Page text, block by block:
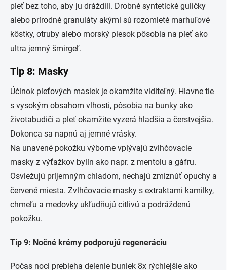
pleť bez toho, aby ju dráždili. Drobné syntetické guličky
alebo prírodné granuláty akými sú rozomleté marhuľové
kôstky, otruby alebo morský piesok pôsobia na pleť ako
ultra jemný šmirgeľ.
Tip 8: Masky
Účinok pleťových masiek je okamžite viditeľný. Hlavne tie
s vysokým obsahom vlhosti, pôsobia na bunky ako
životabudiči a pleť okamžite vyzerá hladšia a čerstvejšia.
Dokonca sa napnú aj jemné vrásky.
Na unavené pokožku výborne vplývajú zvlhčovacie
masky z výťažkov bylín ako napr. z mentolu a gáfru.
Osviežujú príjemným chladom, nechajú zmiznúť opuchy a
červené miesta. Zvlhčovacie masky s extraktami kamilky,
chmeľu a medovky ukľudňujú citlivú a podráždenú
pokožku.
Tip 9: Nočné krémy podporujú regeneráciu
Počas noci prebieha delenie buniek 8x rýchlejšie ako